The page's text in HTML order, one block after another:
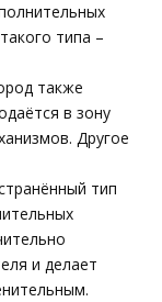
типа –
также
в зону
Другое
тип
и делает